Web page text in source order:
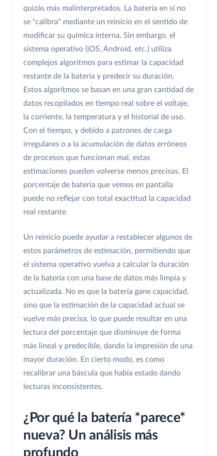
quizás más malinterpretados. La batería en sí no
se "calibra" mediante un reinicio en el sentido de
modificar su química interna. Sin embargo, el
sistema operativo (iOS, Android, etc.) utiliza
complejos algoritmos para estimar la capacidad
restante de la batería y predecir su duración.
Estos algoritmos se basan en una gran cantidad de
datos recopilados en tiempo real sobre el voltaje,
la corriente, la temperatura y el historial de uso.
Con el tiempo, y debido a patrones de carga
irregulares o a la acumulación de datos erróneos
de procesos que funcionan mal, estas
estimaciones pueden volverse menos precisas. El
porcentaje de batería que vemos en pantalla
puede no reflejar con total exactitud la capacidad
real restante.
Un reinicio puede ayudar a restablecer algunos de
estos parámetros de estimación, permitiendo que
el sistema operativo vuelva a calcular la duración
de la batería con una base de datos más limpia y
actualizada. No es que la batería gane capacidad,
sino que la estimación de la capacidad actual se
vuelve más precisa, lo que puede resultar en una
lectura del porcentaje que disminuye de forma
más lineal y predecible, dando la impresión de una
mayor duración. En cierto modo, es como
recalibrar una báscula que había estado dando
lecturas inconsistentes.
¿Por qué la batería *parece*
nueva? Un análisis más
profundo